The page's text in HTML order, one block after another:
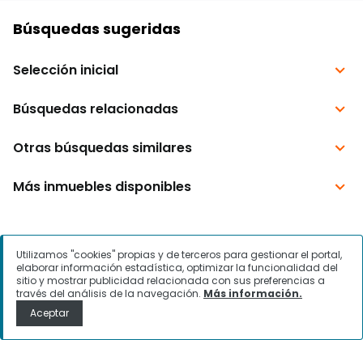
Utilizamos "cookies" propias y de terceros para gestionar el portal,
elaborar información estadística, optimizar la funcionalidad del
sitio y mostrar publicidad relacionada con sus preferencias a
través del análisis de la navegación. Más información.
Aceptar